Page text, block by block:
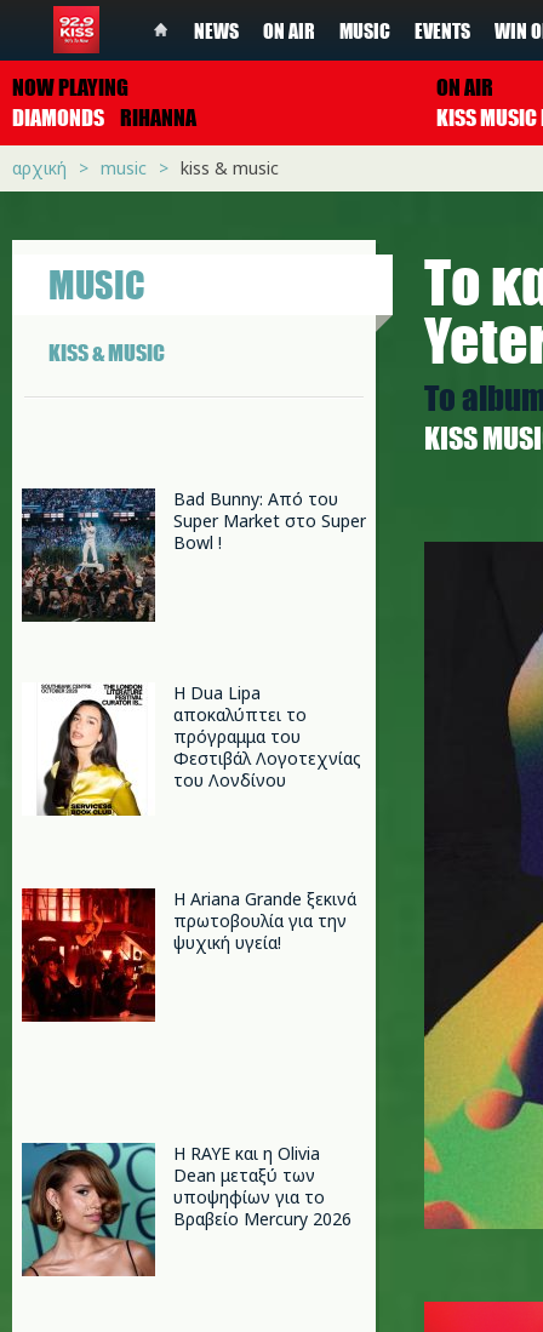
NEWS ON AIR MUSIC EVENTS WIN
NOW PLAYING
DIAMONDS RIHANNA
ON AIR
αρχική music kiss & music
MUSIC
KISS & MUSIC
Bad Bunny: Από του
Super Market στο Super
Bowl !
Η Dua Lipa
αποκαλύπτει το
πρόγραμμα του
Φεστιβάλ Λογοτεχνίας
του Λονδίνου
Η Ariana Grande ξεκινά
πρωτοβουλία για την
ψυχική υγεία!
Η RAYE και η Olivia
Dean μεταξύ των
υποψηφίων για το
Βραβείο Mercury 2026
Το
Το
ΚISS